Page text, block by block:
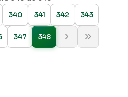
340 341 342 343
347 348